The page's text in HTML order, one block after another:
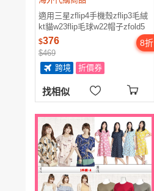
適用三星zflip4手機殼zflip3毛絨
kt貓w23flip毛球w22帽子zfold5
立體w21蝴蝶結zfold3折疊屏
zflip女zfold2硬殼
$376
$469
8折
跨境 折價券
找相似